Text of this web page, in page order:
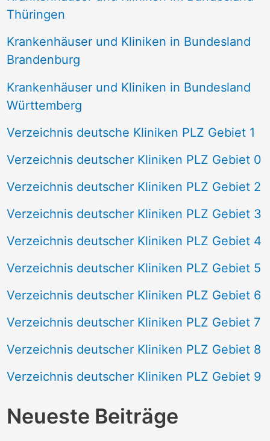
Thüringen
Krankenhäuser und Kliniken in Bundesland
Brandenburg
Krankenhäuser und Kliniken in Bundesland
Württemberg
Verzeichnis deutsche Kliniken PLZ Gebiet 1
Verzeichnis deutscher Kliniken PLZ Gebiet 0
Verzeichnis deutscher Kliniken PLZ Gebiet 2
Verzeichnis deutscher Kliniken PLZ Gebiet 3
Verzeichnis deutscher Kliniken PLZ Gebiet 4
Verzeichnis deutscher Kliniken PLZ Gebiet 5
Verzeichnis deutscher Kliniken PLZ Gebiet 6
Verzeichnis deutscher Kliniken PLZ Gebiet 7
Verzeichnis deutscher Kliniken PLZ Gebiet 8
Verzeichnis deutscher Kliniken PLZ Gebiet 9
Neueste Beiträge